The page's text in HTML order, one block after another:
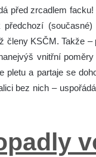
před zrcadlem facku!
(současné)
členy KSČM. Takže –
vnitřní
pletu a partaje se
bez nich –